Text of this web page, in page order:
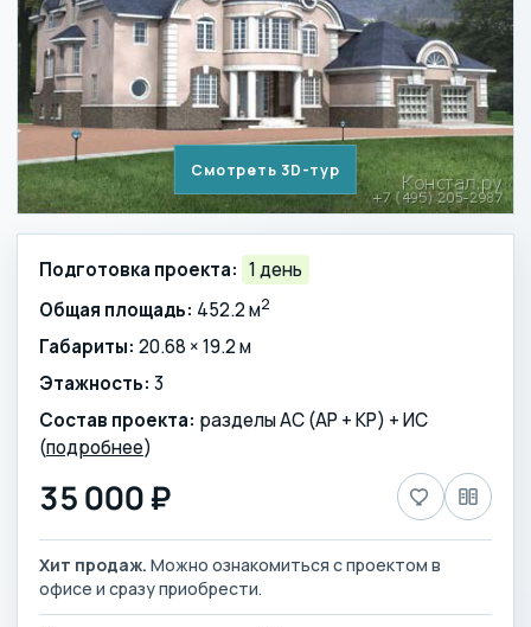
Смотреть 3D-тур
Подготовка проекта: 1 день
Общая площадь: 452.2 м2
Габариты: 20.68 × 19.2 м
Этажность: 3
Состав проекта: разделы АС (АР + КР) + ИС
(подробнее)
35 000 ₽
Хит продаж. Можно ознакомиться с проектом в
офисе и сразу приобрести.